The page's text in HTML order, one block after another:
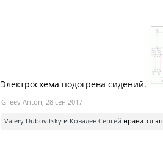
Электросхема подогрева сидений.
Gileev Anton, 28 сен 2017
Valery Dubovitskyи Ковалев Сергей нравится